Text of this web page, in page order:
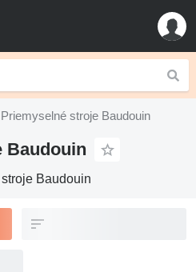
Priemyselné stroje Baudouin
Baudouin
Baudouin